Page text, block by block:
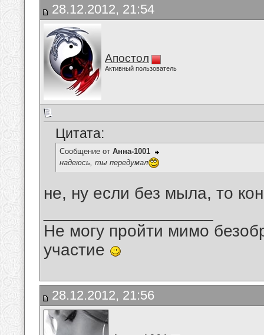
28.12.2012, 21:54
Апостол
Активный пользователь
Цитата:
Сообщение от Анна-1001
надеюсь, ты передумал
не, ну если без мыла, то
Не могу пройти мимо
участие
28.12.2012, 21:56